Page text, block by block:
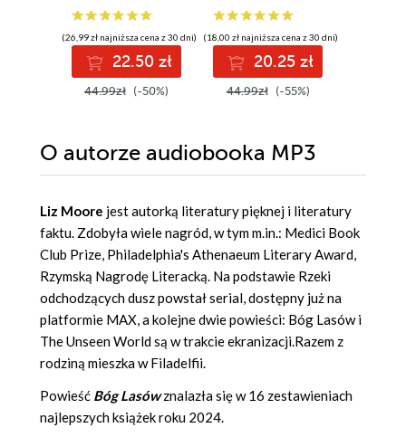
(26,99 zł najniższa cena z 30 dni)
22.50 zł
44.99zł (-50%)
(18,00 zł najniższa cena z 30 dni)
20.25 zł
44.99zł (-55%)
O autorze audiobooka MP3
Liz Moore jest autorką literatury pięknej i literatury
faktu. Zdobyła wiele nagród, w tym m.in.: Medici Book
Club Prize, Philadelphia's Athenaeum Literary Award,
Rzymską Nagrodę Literacką. Na podstawie Rzeki
odchodzących dusz powstał serial, dostępny już na
platformie MAX, a kolejne dwie powieści: Bóg Lasów i
The Unseen World są w trakcie ekranizacji.Razem z
rodziną mieszka w Filadelfii.
Powieść Bóg Lasówznalazła się w 16 zestawieniach
najlepszych książek roku 2024.